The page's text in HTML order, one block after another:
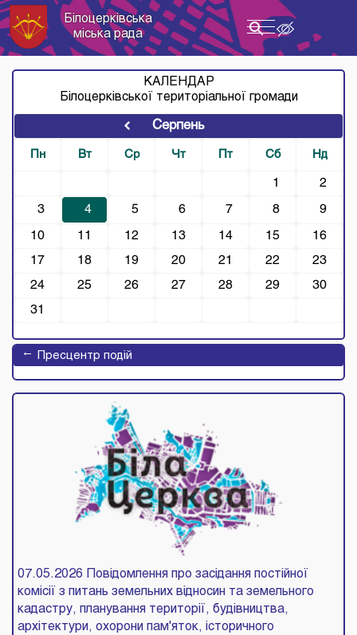
Toggle
navigation
Білоцерківська
міська рада
КАЛЕНДАР
Білоцерківської територіальної громади
→ Пресцентр подій
07.05.2026 Повідомлення про засідання постійної
комісії з питань земельних відносин та земельного
кадастру, планування території, будівництва,
архітектури, охорони пам'яток, історичного